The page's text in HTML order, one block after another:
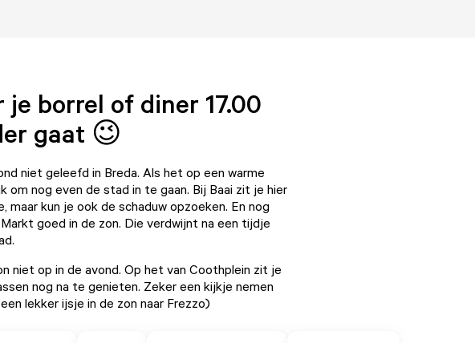
borrel of diner 17.00
gaat 😉
niet geleefd in Breda. Als het op een warme
om nog even de stad in te gaan. Bij Baai zit je hier
maar kun je ook de schaduw opzoeken. En nog
goed in de zon. Die verdwijnt na een tijdje
niet op in de avond. Op het van Coothplein zit je
nog na te genieten. Zeker een kijkje nemen
lekker ijsje in de zon naar Frezzo)